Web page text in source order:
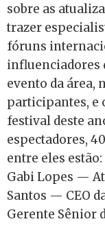
sobre as
trazer
fóruns
influenciadores
evento da área,
participantes, e
festival deste
espectadores,
entre eles
Gabi Lopes —
Santos — CEO
Gerente Sênior